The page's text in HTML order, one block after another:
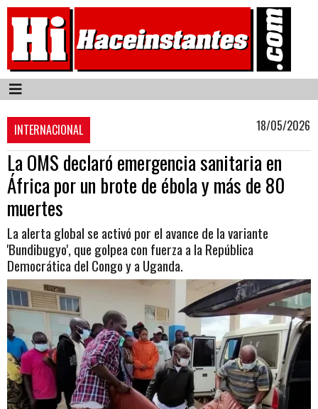
INTERNACIONAL 18/05/2026
La OMS declaró emergencia sanitaria en
África por un brote de ébola y más de 80
muertes
La alerta global se activó por el avance de la variante
'Bundibugyo', que golpea con fuerza a la República
Democrática del Congo y a Uganda.